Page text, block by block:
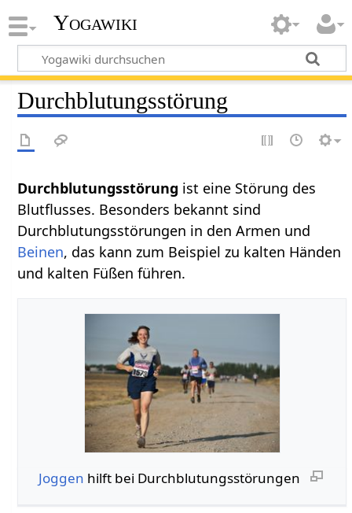
Yogawiki
Durchblutungsstörung
Durchblutungsstörung ist eine Störung des
Blutflusses. Besonders bekannt sind
Durchblutungsstörungen in den Armen und
Beinen, das kann zum Beispiel zu kalten Händen
und kalten Füßen führen.
Joggen hilft bei Durchblutungsstörungen